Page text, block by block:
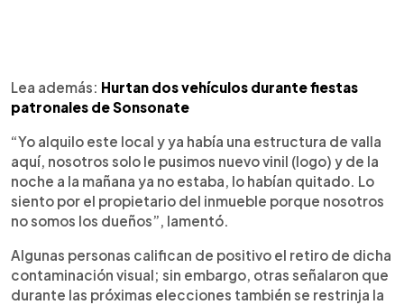
Lea además: Hurtan dos vehículos durante fiestas
patronales de Sonsonate
“Yo alquilo este local y ya había una estructura de valla
aquí, nosotros solo le pusimos nuevo vinil (logo) y de la
noche a la mañana ya no estaba, lo habían quitado. Lo
siento por el propietario del inmueble porque nosotros
no somos los dueños”, lamentó.
Algunas personas califican de positivo el retiro de dicha
contaminación visual; sin embargo, otras señalaron que
durante las próximas elecciones también se restrinja la